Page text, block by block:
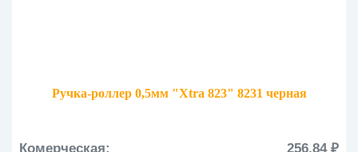
Ручка-роллер 0,5мм "Xtra 823" 8231 черная
Комерческая: 256.84 ₽